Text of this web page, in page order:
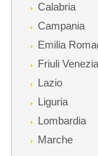
Calabria
Campania
Emilia
Friuli
Lazio
Liguria
Lombardia
Marche